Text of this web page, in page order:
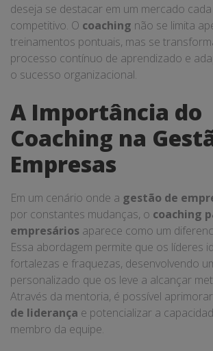
deseja se destacar em um mercado
competitivo. O coaching não se limita
treinamentos pontuais, mas se
processo contínuo de aprendizado e
o sucesso organizacional.
A Importância do
Coaching na
Empresas
Em um cenário onde a gestão de
por constantes mudanças, o coaching
empresários aparece como um
Essa abordagem permite que os líderes
fortalezas e fraquezas, desenvolvendo
personalizado que os leve a alcançar
Através da mentoria, é possível
de liderança e potencializar a
membro da equipe.